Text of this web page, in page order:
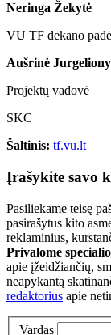
Neringa Žekytė
VU TF dekano
Aušrinė
Projektų vadovė
SKC
Šaltinis: tf.vu.lt
Įrašykite savo
Pasiliekame teisę
pasirašytus kito
reklaminius,
Privalome
apie įžeidžiančių,
neapykantą
redaktorius apie
Vardas